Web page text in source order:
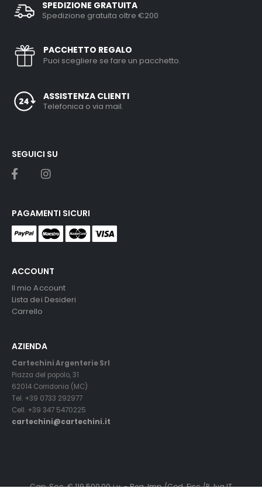
SPEDIZIONE GRATUITA
Spedizione gratuita oltre €200
PACCHETTO REGALO
Puoi scegliere se fare un pacchetto.
ASSISTENZA CLIENTI
Telefonica o via mail.
ACCOUNT
Il mio Account
Lista dei Desideri
Carrello
AZIENDA
Cartechini Argenterie Srl
Piazza del popolo, 31
62014 Corridonia (MC)
Tel. +39 0733 292977
Cell. +39 347 5470225
cartechini@cartechini.it
SEGUICI SU
PAGAMENTI SICURI
Cap. Soc. € 119.500,00 i.v. - Reg. Imp./Cod. Fisc./P. Iva IT